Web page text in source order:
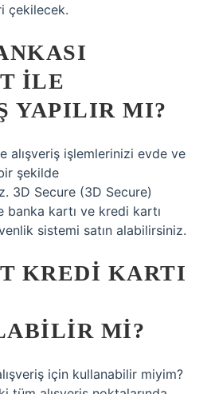
çekilecek.
ILE
YAPILIR MI?
alışveriş işlemlerinizi evde ve
şekilde
3D Secure (3D Secure)
banka kartı ve kredi kartı
sistemi satın alabilirsiniz.
KREDI KARTI
MI?
için kullanabilir miyim?